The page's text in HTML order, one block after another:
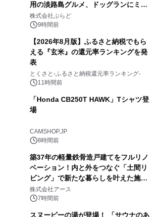
用の淡路島グルメ、ドッグランにミニ
プール グランピングとトレーラーハウ
スの2施設で
株式会社ぷらど
9時間前
【2026年8月版】ふるさと納税でもら
える『玄米』の還元率ランキングを発
表
とくさと-ふるさと納税還元率ランキング-
11時間前
「Honda CB250T HAWK」Tシャツ登
場
CAMSHOP.JP
8時間前
築37年の軽量鉄骨造戸建てをフルリノ
ベーション！内と外をつなぐ「土間リ
ビング」で新たな暮らしを叶えた施工
事例を株式会社アースが公開
株式会社アース
7時間前
スヌーピーの湯が登場！ 「サウナのあ